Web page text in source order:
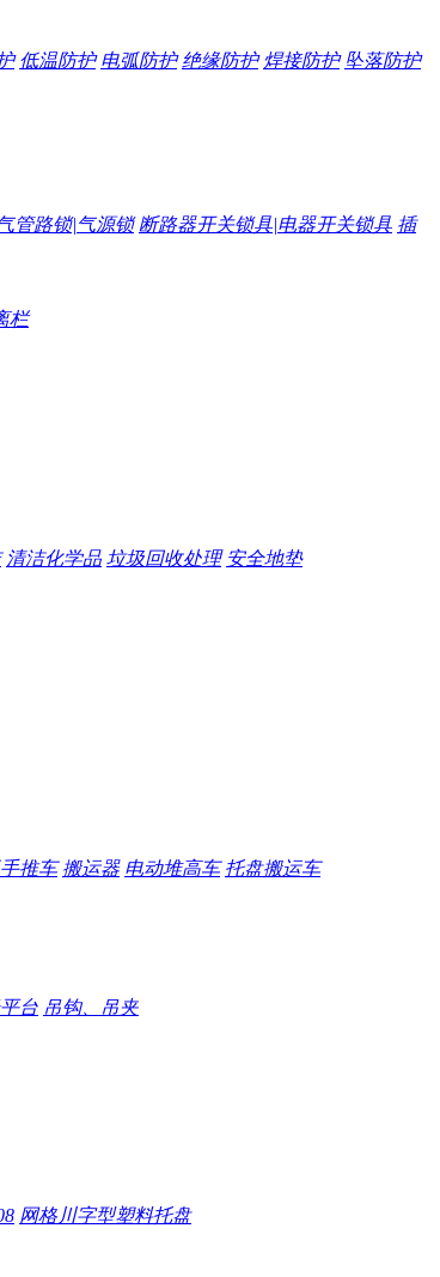
低温防护 电弧防护 绝缘防护 焊接防护 坠落防护
管路锁|气源锁 断路器开关锁具|电器开关锁具 插
栏
清洁化学品 垃圾回收处理 安全地垫
推车 搬运器 电动堆高车 托盘搬运车
台 吊钩、吊夹
网格川字型塑料托盘